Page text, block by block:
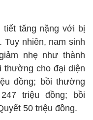
tiết tăng nặng với bị
nhiên, nam sinh
nhẹ như thành
thường cho đại diện
đồng; bồi thường
triệu đồng; bồi
50 triệu đồng.